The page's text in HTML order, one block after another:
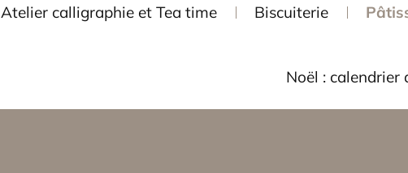
Atelier calligraphie et Tea time Biscuiterie
Noël : calendrier